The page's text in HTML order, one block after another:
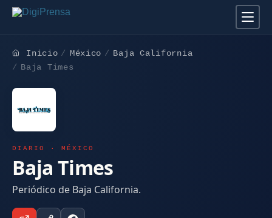
Inicio México
Baja California
Baja Times
DIARIO · MÉXICO
Baja Times
Periódico de Baja California.